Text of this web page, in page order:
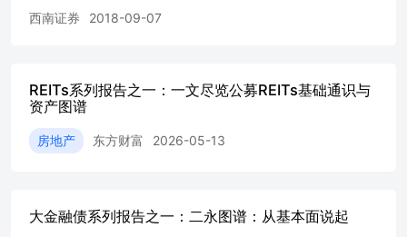
等机构的北向资金持股比例相对较高。 风险提示：结构性风
提升空间
仓比例降至低位
落........................................................95.风险提
中占据主导地位，且今年以来呈现持续的增持态势，进一步
西南证券 2018-09-07
REITs系列报告之一：一文尽览公募REITs基础通识与
资产图谱
房地产 东方财富 2026-05-13
大金融债系列报告之一：二永图谱：从基本面说起